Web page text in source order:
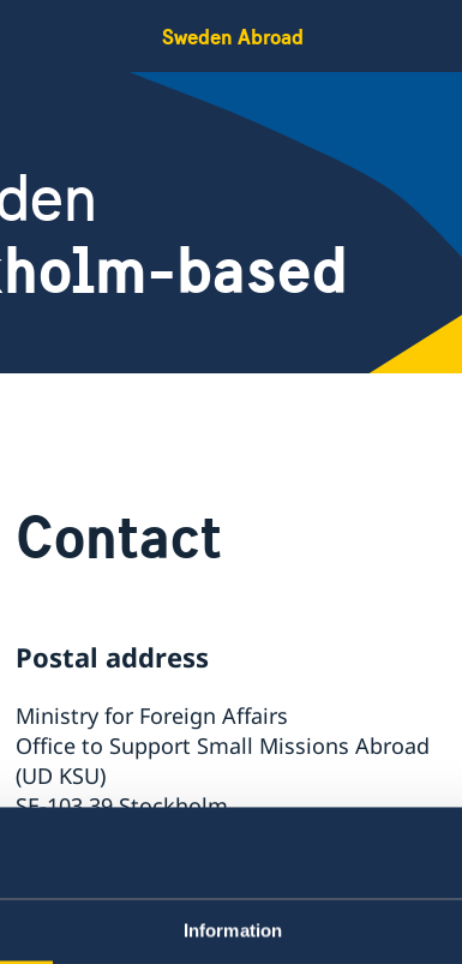
Information
Sweden Abroad
based
Contact
Postal address
Ministry for Foreign Affairs
Office to Support Small Missions Abroad
(UD KSU)
SE-103 39 Stockholm